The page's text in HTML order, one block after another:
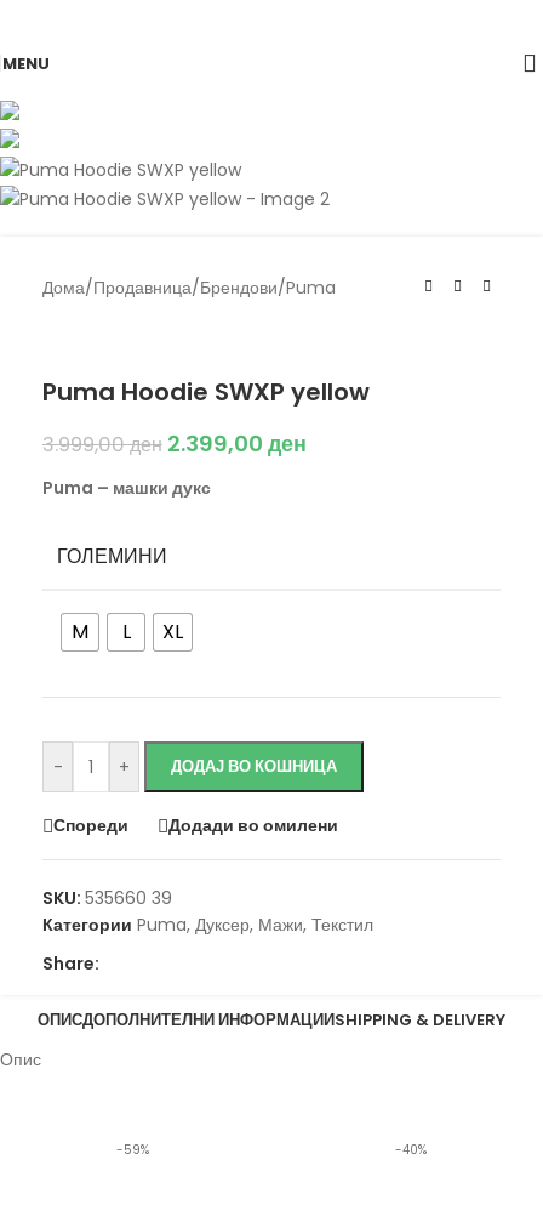
MENU
-40%
Дома/Продавница/Брендови/Puma
Puma Hoodie SWXP yellow
3.999,00ден 2.399,00 ден
Puma – машки дукс
ГОЛЕМИНИ
M L XL
- + ДОДАЈ ВО КОШНИЦА
Спореди Додади во омилени
SKU: 535660 39
Категории Puma, Дуксер, Мажи, Текстил
Share:
ОПИСДОПОЛНИТЕЛНИ ИНФОРМАЦИИSHIPPING & DELIVERY
Опис
-59% -40%